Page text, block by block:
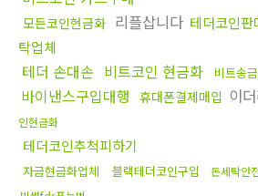
모든코인현금화 리플삽니다 테더코인판
탁업체
테더 손대손 비트코인 현금화 비트송
바이낸스구입대행 휴대폰결제매입 이
인현금화
테더코인추척피하기
자금현금화업체 블랙테더코인구입
돈세탁안